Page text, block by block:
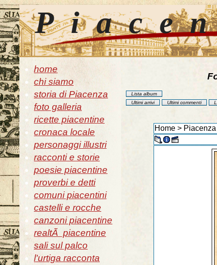
home
chi siamo
storia di Piacenza
foto galleria
ricette piacentine
cronaca locale
personaggi illustri
racconti e storie
poesie piacentine
proverbi e detti
comuni piacentini
castelli e rocche
canzoni piacentine
realtÃ piacentine
sali sul palco
l'urtiga racconta
Lista album
Ultimi arrivi
Ultimi commenti
Home >